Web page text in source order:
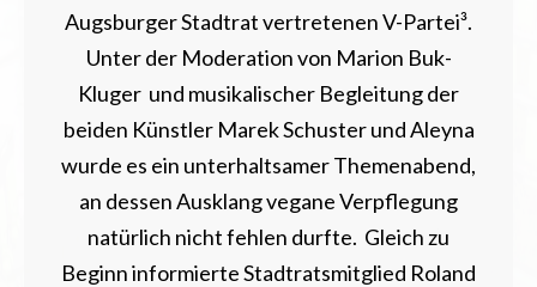
Augsburger Stadtrat vertretenen V-Partei³.
Unter der Moderation von Marion Buk-
Kluger und musikalischer Begleitung der
beiden Künstler Marek Schuster und Aleyna
wurde es ein unterhaltsamer Themenabend,
an dessen Ausklang vegane Verpflegung
natürlich nicht fehlen durfte. Gleich zu
Beginn informierte Stadtratsmitglied Roland